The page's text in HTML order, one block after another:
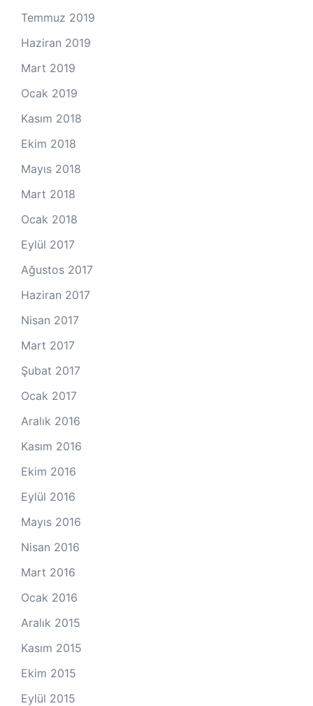
Temmuz 2019
Haziran 2019
Mart 2019
Ocak 2019
Kasım 2018
Ekim 2018
Mayıs 2018
Mart 2018
Ocak 2018
Eylül 2017
Ağustos 2017
Haziran 2017
Nisan 2017
Mart 2017
Şubat 2017
Ocak 2017
Aralık 2016
Kasım 2016
Ekim 2016
Eylül 2016
Mayıs 2016
Nisan 2016
Mart 2016
Ocak 2016
Aralık 2015
Kasım 2015
Ekim 2015
Eylül 2015